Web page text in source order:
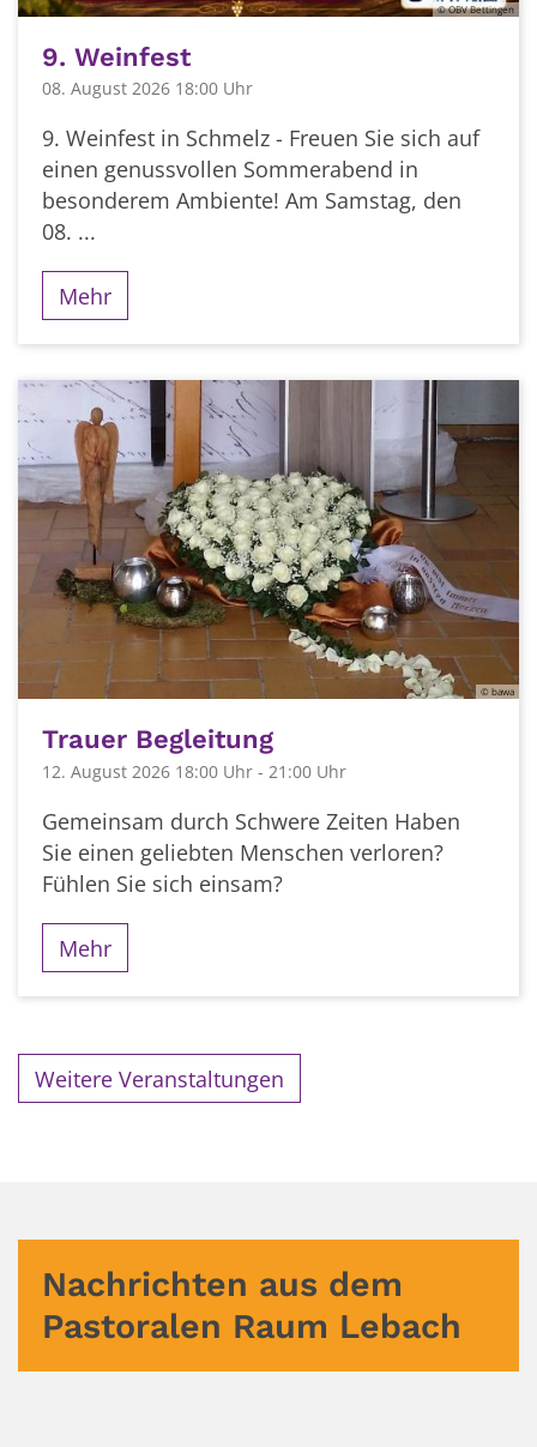
© OBV Bettingen
9. Weinfest
08. August 2026 18:00 Uhr
9. Weinfest in Schmelz - Freuen Sie sich auf
einen genussvollen Sommerabend in
besonderem Ambiente! Am Samstag, den
08. ...
Mehr
© bawa
Trauer Begleitung
12. August 2026 18:00 Uhr - 21:00 Uhr
Gemeinsam durch Schwere Zeiten Haben
Sie einen geliebten Menschen verloren?
Fühlen Sie sich einsam?
Mehr
Weitere Veranstaltungen
Nachrichten aus dem
Pastoralen Raum Lebach